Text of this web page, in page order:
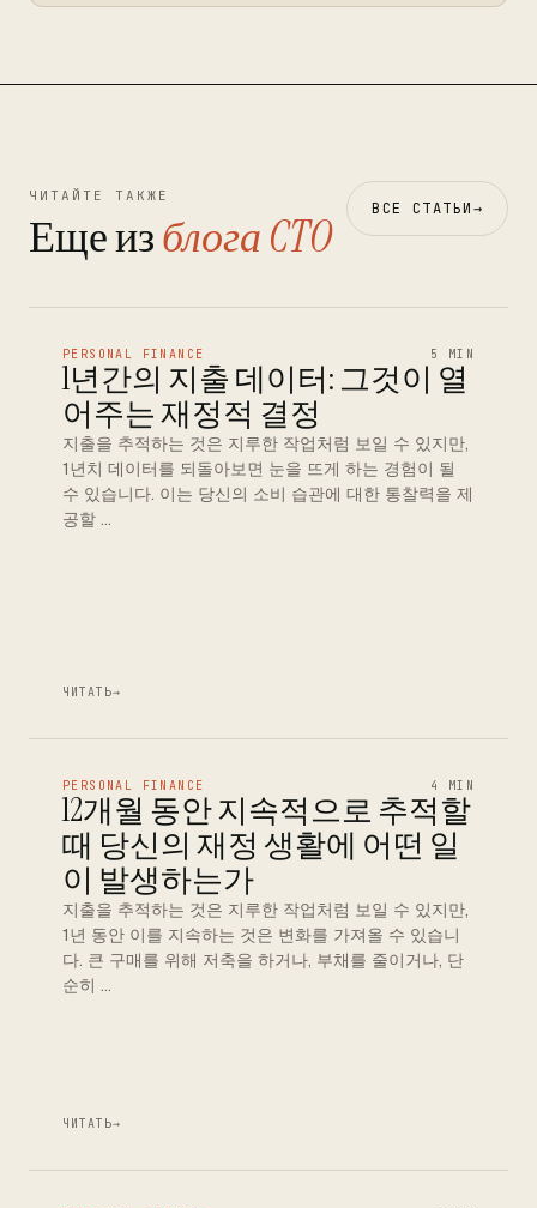
ЧИТАЙТЕ ТАКЖЕ
Еще изблога CTO ВСЕ СТАТЬИ→
PERSONAL FINANCE 5 MIN
1년간의 지출 데이터: 그것이 열
어주는 재정적 결정
지출을 추적하는 것은 지루한 작업처럼 보일 수 있지만,
1년치 데이터를 되돌아보면 눈을 뜨게 하는 경험이 될
수 있습니다. 이는 당신의 소비 습관에 대한 통찰력을 제
공할 …
ЧИТАТЬ→
PERSONAL FINANCE 4 MIN
12개월 동안 지속적으로 추적할
때 당신의 재정 생활에 어떤 일
이 발생하는가
지출을 추적하는 것은 지루한 작업처럼 보일 수 있지만,
1년 동안 이를 지속하는 것은 변화를 가져올 수 있습니
다. 큰 구매를 위해 저축을 하거나, 부채를 줄이거나, 단
순히 …
ЧИТАТЬ→